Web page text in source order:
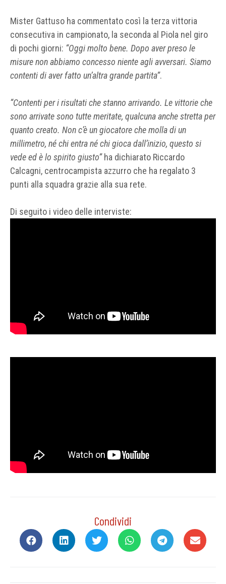
Mister Gattuso ha commentato così la terza vittoria
consecutiva in campionato, la seconda al Piola nel giro
di pochi giorni: “Oggi molto bene. Dopo aver preso le
misure non abbiamo concesso niente agli avversari. Siamo
contenti di aver fatto un’altra grande partita”.
“Contenti per i risultati che stanno arrivando. Le vittorie che
sono arrivate sono tutte meritate, qualcuna anche stretta per
quanto creato. Non c’è un giocatore che molla di un
millimetro, né chi entra né chi gioca dall’inizio, questo si
vede ed è lo spirito giusto”ha dichiarato Riccardo
Calcagni, centrocampista azzurro che ha regalato 3
punti alla squadra grazie alla sua rete.
Di seguito i video delle interviste:
Condividi